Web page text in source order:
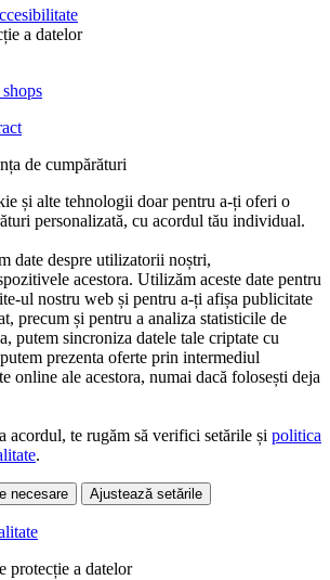
a datelor
de cumpărături
și alte tehnologii doar pentru a-ți oferi o
personalizată, cu acordul tău individual.
date despre utilizatorii noștri,
acestora. Utilizăm aceste date pentru
ul nostru web și pentru a-ți afișa publicitate
precum și pentru a analiza statisticile de
putem sincroniza datele tale criptate cu
prezenta oferte prin intermediul
online ale acestora, numai dacă folosești deja
acordul, te rugăm să verifici setările și politica
.
necesare Ajustează setările
protecție a datelor